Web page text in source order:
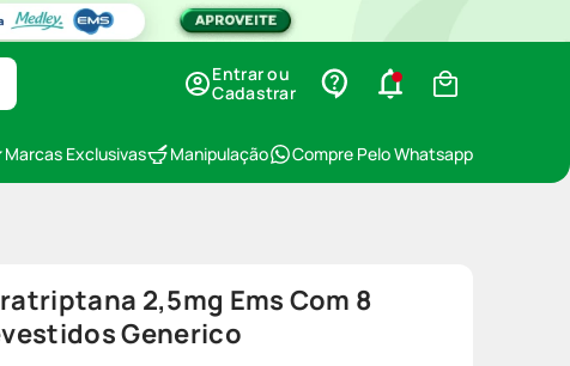
Entrar ou
Cadastrar
Marcas Exclusivas Manipulação Compre Pelo Whatsapp
2,5mg Ems Com 8
Generico